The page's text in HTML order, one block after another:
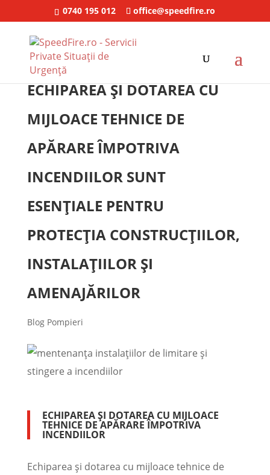
0740 195 012 office@speedfire.ro
ECHIPAREA ȘI DOTAREA CU
MIJLOACE TEHNICE DE
APĂRARE ÎMPOTRIVA
INCENDIILOR SUNT
ESENȚIALE PENTRU
PROTECȚIA CONSTRUCȚIILOR,
INSTALAȚIILOR ȘI
AMENAJĂRILOR
Blog Pompieri
ECHIPAREA ȘI DOTAREA CU MIJLOACE
TEHNICE DE APĂRARE ÎMPOTRIVA
INCENDIILOR
Echiparea și dotarea cu mijloace tehnice de